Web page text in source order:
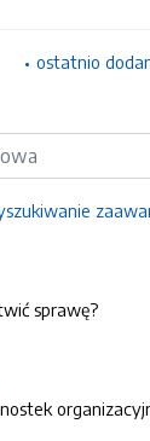
ostatnio
sprawę?